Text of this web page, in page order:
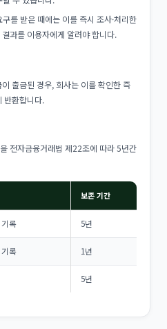
를 받은 때에는 이를 즉시 조사·처리한
과를 이용자에게 알려야 합니다.
출금된 경우, 회사는 이를 확인한 즉
반환합니다.
전자금융거래법 제22조에 따라 5년간
보존 기간
록 5년
록 1년
5년